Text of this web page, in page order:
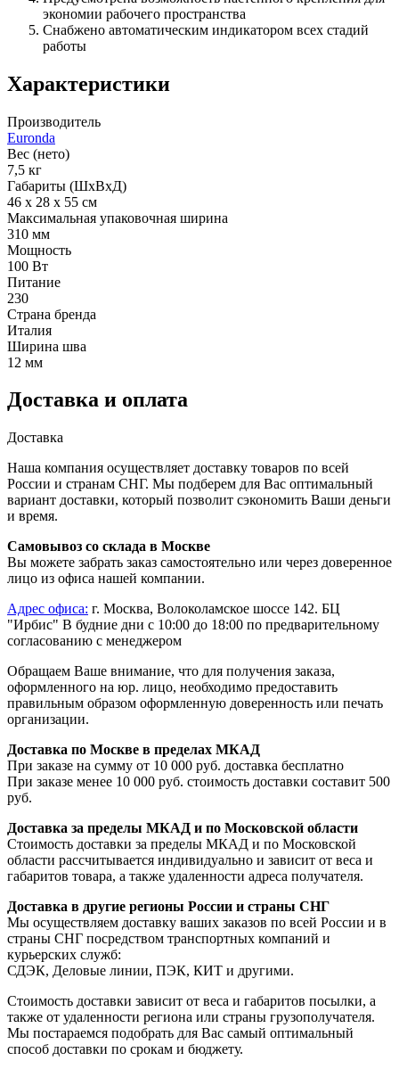
экономии рабочего пространства
Снабжено автоматическим индикатором всех стадий
работы
Характеристики
Производитель
Euronda
Вес (нето)
7,5 кг
Габариты (ШхВхД)
46 х 28 х 55 см
Максимальная упаковочная ширина
310 мм
Мощность
100 Вт
Питание
230
Страна бренда
Италия
Ширина шва
12 мм
Доставка и оплата
Доставка
Наша компания осуществляет доставку товаров по всей
России и странам СНГ. Мы подберем для Вас оптимальный
вариант доставки, который позволит сэкономить Ваши деньги
и время.
Самовывоз со склада в Москве
Вы можете забрать заказ самостоятельно или через доверенное
лицо из офиса нашей компании.
Адрес офиса: г. Москва, Волоколамское шоссе 142. БЦ
"Ирбис" В будние дни с 10:00 до 18:00 по предварительному
согласованию с менеджером
Обращаем Ваше внимание, что для получения заказа,
оформленного на юр. лицо, необходимо предоставить
правильным образом оформленную доверенность или печать
организации.
Доставка по Москве в пределах МКАД
При заказе на сумму от 10 000 руб. доставка бесплатно
При заказе менее 10 000 руб. стоимость доставки составит 500
руб.
Доставка за пределы МКАД и по Московской области
Стоимость доставки за пределы МКАД и по Московской
области рассчитывается индивидуально и зависит от веса и
габаритов товара, а также удаленности адреса получателя.
Доставка в другие регионы России и страны СНГ
Мы осуществляем доставку ваших заказов по всей России и в
страны СНГ посредством транспортных компаний и
курьерских служб:
СДЭК, Деловые линии, ПЭК, КИТ и другими.
Стоимость доставки зависит от веса и габаритов посылки, а
также от удаленности региона или страны грузополучателя.
Мы постараемся подобрать для Вас самый оптимальный
способ доставки по срокам и бюджету.